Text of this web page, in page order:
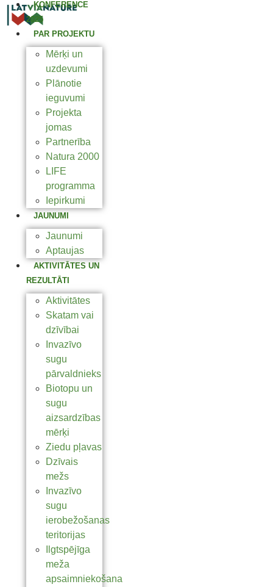
KONFERENCE
2025
PAR PROJEKTU
Mērķi un
uzdevumi
Plānotie
ieguvumi
Projekta
jomas
Partnerība
Natura 2000
LIFE
programma
Iepirkumi
JAUNUMI
Jaunumi
Aptaujas
AKTIVITĀTES UN
REZULTĀTI
Aktivitātes
Skatam vai
dzīvībai
Invazīvo
sugu
pārvaldnieks
Biotopu un
sugu
aizsardzības
mērķi
Ziedu pļavas
Dzīvais
mežs
Invazīvo
sugu
ierobežošanas
teritorijas
Ilgtspējīga
meža
apsaimniekošana